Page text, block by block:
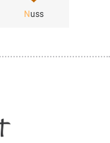
Nuss